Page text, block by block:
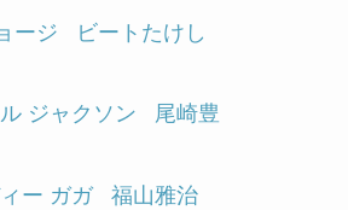
ージ ビートたけし
ジャクソン 尾崎豊
ー ガガ 福山雅治